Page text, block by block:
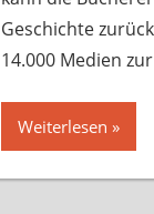
Geschichte
14.000 Medien
Weiterlesen